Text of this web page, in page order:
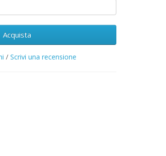
Acquista
/Scrivi una recensione